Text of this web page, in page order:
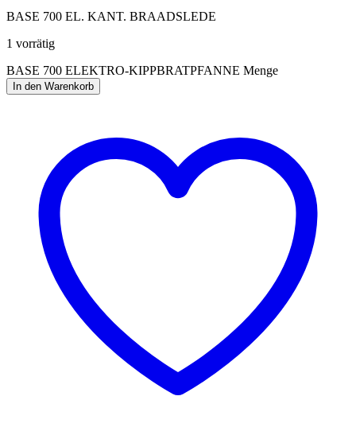
BASE 700 EL. KANT. BRAADSLEDE
1 vorrätig
BASE 700 ELEKTRO-KIPPBRATPFANNE Menge
In den Warenkorb